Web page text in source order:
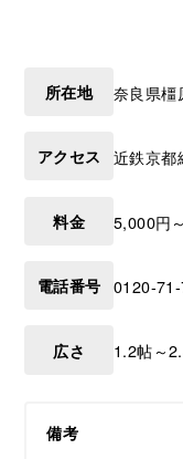
所在地 奈良県橿
アクセス 近鉄京都
料金 5,000円
電話番号 0120-
広さ 1.2帖～
備考